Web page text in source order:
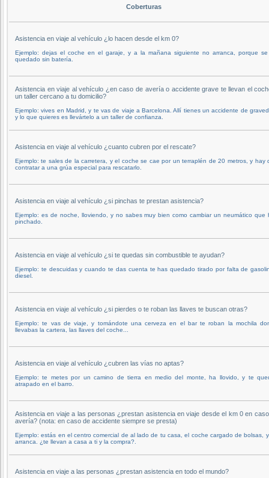
Coberturas
Asistencia en viaje al vehículo ¿lo hacen desde el km 0?
Ejemplo: dejas el coche en el garaje, y a la mañana siguiente no arranca, porque
quedado sin batería.
Asistencia en viaje al vehículo ¿en caso de avería o accidente grave te llevan el
un taller cercano a tu domicilio?
Ejemplo: vives en Madrid, y te vas de viaje a Barcelona. Allí tienes un accidente de
y lo que quieres es llevártelo a un taller de confianza.
Asistencia en viaje al vehículo ¿cuanto cubren por el rescate?
Ejemplo: te sales de la carretera, y el coche se cae por un terraplén de 20 metros, y hay
contratar a una grúa especial para rescatarlo.
Asistencia en viaje al vehículo ¿si pinchas te prestan asistencia?
Ejemplo: es de noche, lloviendo, y no sabes muy bien como cambiar un neumático que
pinchado.
Asistencia en viaje al vehículo ¿si te quedas sin combustible te ayudan?
Ejemplo: te descuidas y cuando te das cuenta te has quedado tirado por falta de
diesel.
Asistencia en viaje al vehículo ¿si pierdes o te roban las llaves te buscan otras?
Ejemplo: te vas de viaje, y tomándote una cerveza en el bar te roban la mochila
llevabas la cartera, las llaves del coche...
Asistencia en viaje al vehículo ¿cubren las vías no aptas?
Ejemplo: te metes por un camino de tierra en medio del monte, ha llovido, y te
atrapado en el barro.
Asistencia en viaje a las personas ¿prestan asistencia en viaje desde el km 0 en
avería? (nota: en caso de accidente siempre se presta)
Ejemplo: estás en el centro comercial de al lado de tu casa, el coche cargado de bolsas,
arranca. ¿te llevan a casa a ti y la compra?.
Asistencia en viaje a las personas ¿prestan asistencia en todo el mundo?